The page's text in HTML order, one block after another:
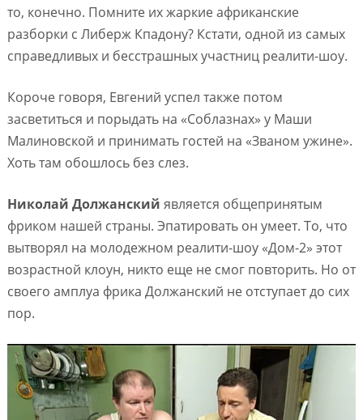
то, конечно. Помните их жаркие африканские
разборки с Либерж Кпадону? Кстати, одной из самых
справедливых и бесстрашных участниц реалити-шоу.
Короче говоря, Евгений успел также потом
засветиться и порыдать на «Соблазнах» у Маши
Малиновской и принимать гостей на «Званом ужине».
Хоть там обошлось без слез.
Николай Должанский является общепринятым
фриком нашей страны. Эпатировать он умеет. То, что
вытворял на молодежном реалити-шоу «Дом-2» этот
возрастной клоун, никто еще не смог повторить. Но от
своего амплуа фрика Должанский не отступает до сих
пор.